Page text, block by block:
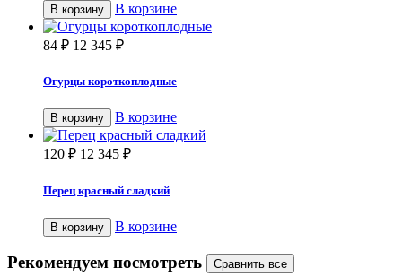
В корзину В корзине
84 ₽ 12 345 ₽
Огурцы короткоплодные
В корзину В корзине
120 ₽ 12 345 ₽
Перец красный сладкий
В корзину В корзине
Рекомендуем посмотреть